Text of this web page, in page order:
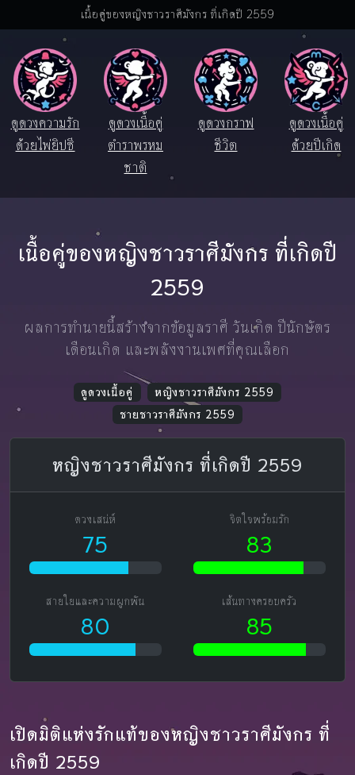
เนื้อคู่ของหญิงชาวราศีมังกร ที่เกิดปี 2559
ดูดวงความรัก
ด้วยไพ่ยิปซี
ดูดวงเนื้อคู่
ตำราพรหม
ชาติ
ดูดวงกราฟ
ชีวิต
ดูดวงเนื้อคู่
ด้วยปีเกิด
เนื้อคู่ของหญิงชาวราศีมังกร ที่เกิดปี
2559
ผลการทำนายนี้สร้างจากข้อมูลราศี วันเกิด ปีนักษัตร
เดือนเกิด และพลังงานเพศที่คุณเลือก
ดูดวงเนื้อคู่
หญิงชาวราศีมังกร 2559
ชายชาวราศีมังกร 2559
หญิงชาวราศีมังกร ที่เกิดปี 2559
ดวงเสน่ห์
75
จิตใจพร้อมรัก
83
สายใยและความผูกพัน
80
เส้นทางครอบครัว
85
เปิดมิติแห่งรักแท้ของหญิงชาวราศีมังกร ที่
เกิดปี 2559